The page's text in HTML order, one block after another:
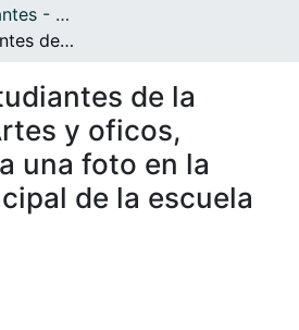
APFFVC - Estudiantes - Patrimonial
Grupo de estudiantes de la escuela de Artes y oficos, posando para una foto en la entrada prinicipal de la escuela
de la
y oficos,
una foto en la
de la escuela